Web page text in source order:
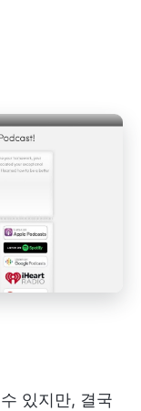
있지만, 결국